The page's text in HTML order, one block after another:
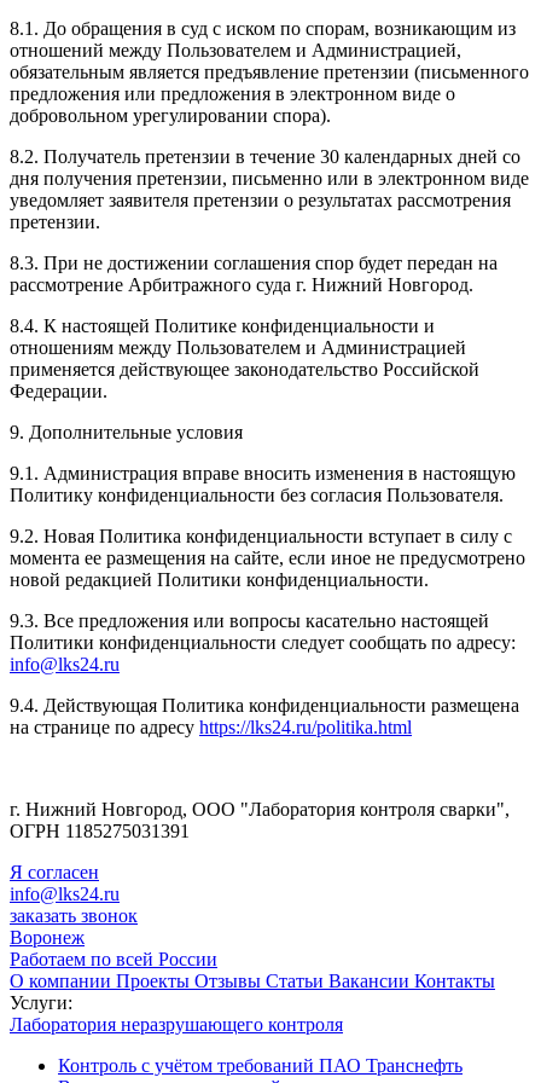
8.1. До обращения в суд с иском по спорам, возникающим из
отношений между Пользователем и Администрацией,
обязательным является предъявление претензии (письменного
предложения или предложения в электронном виде о
добровольном урегулировании спора).
8.2. Получатель претензии в течение 30 календарных дней со
дня получения претензии, письменно или в электронном виде
уведомляет заявителя претензии о результатах рассмотрения
претензии.
8.3. При не достижении соглашения спор будет передан на
рассмотрение Арбитражного суда г. Нижний Новгород.
8.4. К настоящей Политике конфиденциальности и
отношениям между Пользователем и Администрацией
применяется действующее законодательство Российской
Федерации.
9. Дополнительные условия
9.1. Администрация вправе вносить изменения в настоящую
Политику конфиденциальности без согласия Пользователя.
9.2. Новая Политика конфиденциальности вступает в силу с
момента ее размещения на сайте, если иное не предусмотрено
новой редакцией Политики конфиденциальности.
9.3. Все предложения или вопросы касательно настоящей
Политики конфиденциальности следует сообщать по адресу:
info@lks24.ru
9.4. Действующая Политика конфиденциальности размещена
на странице по адресу https://lks24.ru/politika.html
г. Нижний Новгород, ООО "Лаборатория контроля сварки",
ОГРН 1185275031391
Я согласен
info@lks24.ru
заказать звонок
Воронеж
Работаем по всей России
О компании Проекты Отзывы Статьи Вакансии Контакты
Услуги:
Лаборатория неразрушающего контроля
Контроль с учётом требований ПАО Транснефть